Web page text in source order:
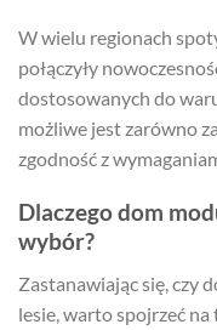
W wielu regionach
połączyły
dostosowanych do
możliwe jest zarówno
zgodność z
Dlaczego dom
wybór?
Zastanawiając się, czy
lesie, warto spojrzeć